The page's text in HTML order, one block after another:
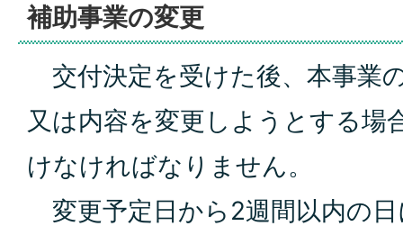
補助事業の変更
交付決定を受けた後、本事業
又は内容を変更しようとする場
けなければなりません。
変更予定日から2週間以内の